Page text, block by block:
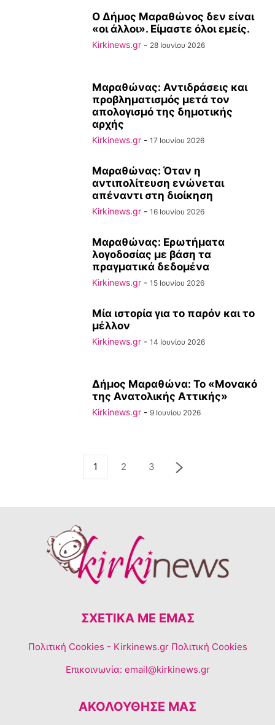
Ο Δήμος Μαραθώνος δεν είναι
«οι άλλοι». Είμαστε όλοι εμείς.
Kirkinews.gr - 28 Ιουνίου 2026
Μαραθώνας: Αντιδράσεις και
προβληματισμός μετά τον
απολογισμό της δημοτικής
αρχής
Kirkinews.gr - 17 Ιουνίου 2026
Μαραθώνας: Όταν η
αντιπολίτευση ενώνεται
απέναντι στη διοίκηση
Kirkinews.gr - 16 Ιουνίου 2026
Μαραθώνας: Ερωτήματα
λογοδοσίας με βάση τα
πραγματικά δεδομένα
Kirkinews.gr - 15 Ιουνίου 2026
Mία ιστορία για το παρόν και το
μέλλον
Kirkinews.gr - 14 Ιουνίου 2026
Δήμος Μαραθώνα: Το «Μονακό
της Ανατολικής Αττικής»
Kirkinews.gr - 9 Ιουνίου 2026
1 2 3
ΣΧΕΤΙΚΆ ΜΕ ΕΜΆΣ
Πολιτική Cookies - Kirkinews.gr Πολιτική Cookies
Επικοινωνία: email@kirkinews.gr
ΑΚΟΛΟΥΘΗΣΕ ΜΑΣ